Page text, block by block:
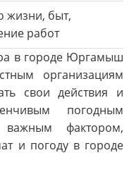
жизни, быт,
работ
в городе Юргамыш
организациям
свои действия и
погодным
важным фактором,
и погоду в городе